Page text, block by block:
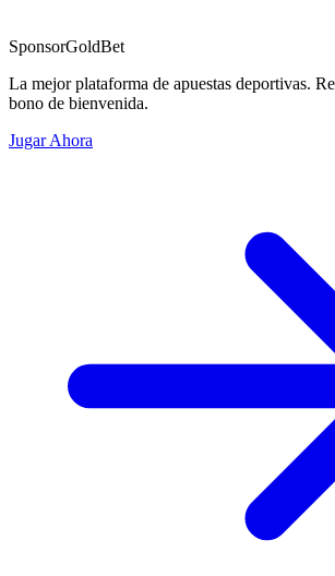
SponsorGoldBet
La mejor plataforma de apuestas deportivas.
bono de bienvenida.
Jugar Ahora